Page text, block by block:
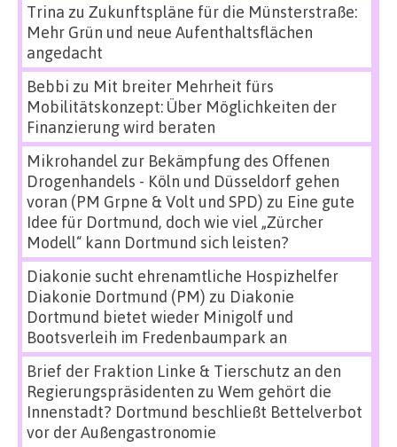
Trina zu Zukunftspläne für die Münsterstraße:
Mehr Grün und neue Aufenthaltsflächen
angedacht
Bebbi zu Mit breiter Mehrheit fürs
Mobilitätskonzept: Über Möglichkeiten der
Finanzierung wird beraten
Mikrohandel zur Bekämpfung des Offenen
Drogenhandels - Köln und Düsseldorf gehen
voran (PM Grpne & Volt und SPD) zu Eine gute
Idee für Dortmund, doch wie viel „Zürcher
Modell“ kann Dortmund sich leisten?
Diakonie sucht ehrenamtliche Hospizhelfer
Diakonie Dortmund (PM) zu Diakonie
Dortmund bietet wieder Minigolf und
Bootsverleih im Fredenbaumpark an
Brief der Fraktion Linke & Tierschutz an den
Regierungspräsidenten zu Wem gehört die
Innenstadt? Dortmund beschließt Bettelverbot
vor der Außengastronomie